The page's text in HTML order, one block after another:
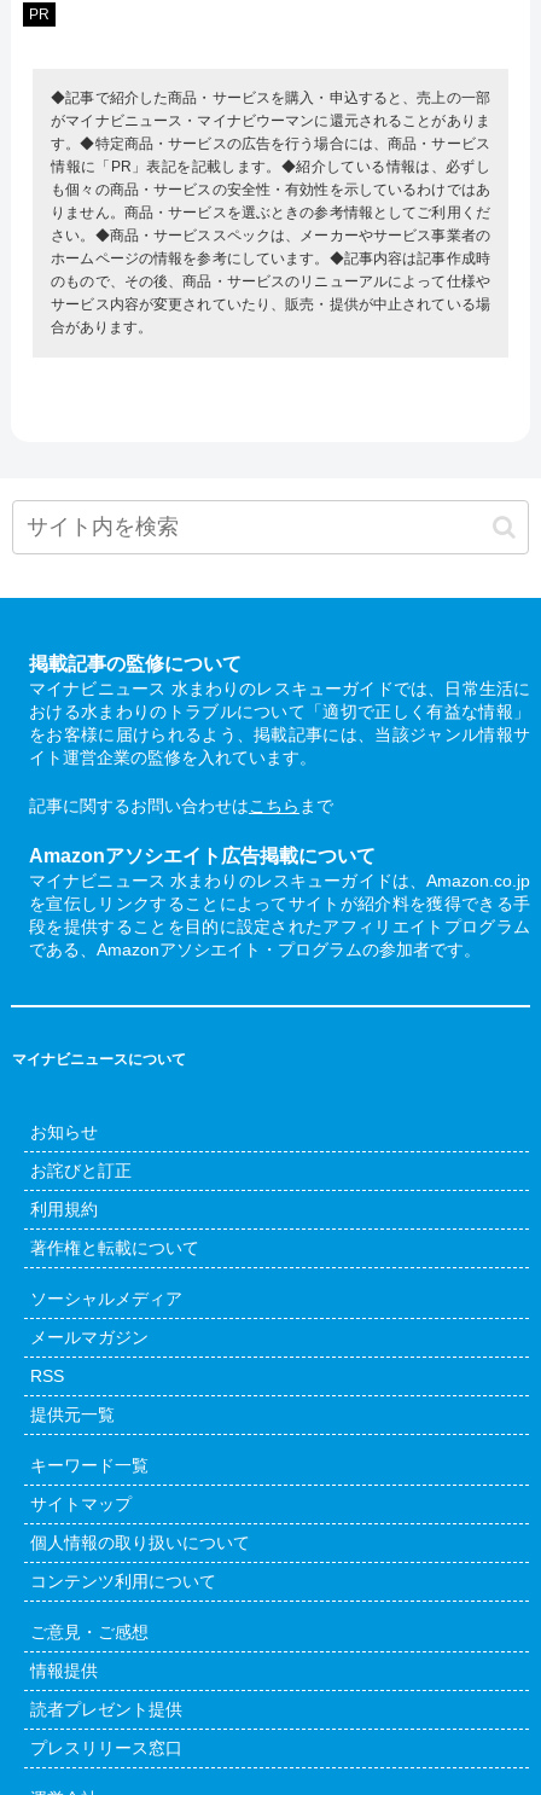
PR
◆記事で紹介した商品・サービスを購入・申込すると、売上の一部
がマイナビニュース・マイナビウーマンに還元されることがありま
す。◆特定商品・サービスの広告を行う場合には、商品・サービス
情報に「PR」表記を記載します。◆紹介している情報は、必ずし
も個々の商品・サービスの安全性・有効性を示しているわけではあ
りません。商品・サービスを選ぶときの参考情報としてご利用くだ
さい。◆商品・サービススペックは、メーカーやサービス事業者の
ホームページの情報を参考にしています。◆記事内容は記事作成時
のもので、その後、商品・サービスのリニューアルによって仕様や
サービス内容が変更されていたり、販売・提供が中止されている場
合があります。
掲載記事の監修について
マイナビニュース 水まわりのレスキューガイドでは、日常生活に
おける水まわりのトラブルについて「適切で正しく有益な情報」
をお客様に届けられるよう、掲載記事には、当該ジャンル情報サ
イト運営企業の監修を入れています。
記事に関するお問い合わせはこちら まで
Amazonアソシエイト広告掲載について
マイナビニュース 水まわりのレスキューガイドは、Amazon.co.jp
を宣伝しリンクすることによってサイトが紹介料を獲得できる手
段を提供することを目的に設定されたアフィリエイトプログラム
である、Amazonアソシエイト・プログラムの参加者です。
マイナビニュースについて
お知らせ
お詫びと訂正
利用規約
著作権と転載について
ソーシャルメディア
メールマガジン
RSS
提供元一覧
キーワード一覧
サイトマップ
個人情報の取り扱いについて
コンテンツ利用について
ご意見・ご感想
情報提供
読者プレゼント提供
プレスリリース窓口